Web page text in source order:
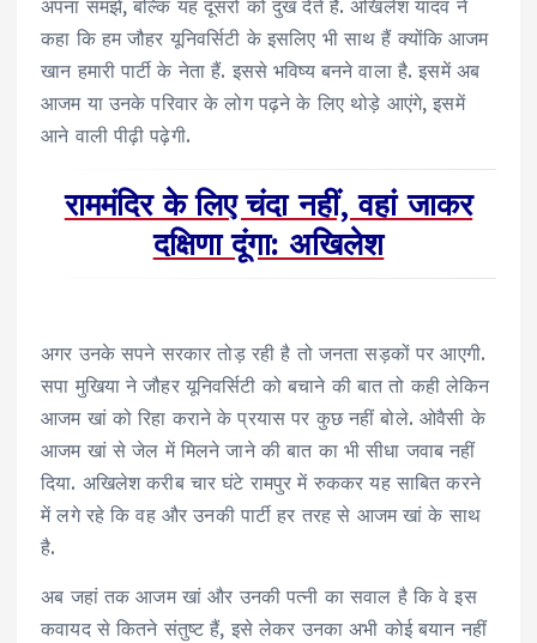
अपना समझें, बल्कि यह दूसरों को दुख देते हैं. अखिलेश यादव ने
कहा कि हम जौहर यूनिवर्सिटी के इसलिए भी साथ हैं क्‍योंक‍ि आजम
खान हमारी पार्टी के नेता हैं. इससे भविष्य बनने वाला है. इसमें अब
आजम या उनके परिवार के लोग पढ़ने के लिए थोड़े आएंगे, इसमें
आने वाली पीढ़ी पढ़ेगी.
राममंदिर के लिए चंदा नहीं, वहां जाकर
दक्षिणा दूंगा: अखिलेश
अगर उनके सपने सरकार तोड़ रही है तो जनता सड़कों पर आएगी.
सपा मुखिया ने जौहर यूनिवर्सिटी को बचाने की बात तो कही लेकिन
आजम खां को रिहा कराने के प्रयास पर कुछ नहीं बोले. ओवैसी के
आजम खां से जेल में मिलने जाने की बात का भी सीधा जवाब नहीं
दिया. अखिलेश करीब चार घंटे रामपुर में रुककर यह साबित करने
में लगे रहे कि वह और उनकी पार्टी हर तरह से आजम खां के साथ
है.
अब जहां तक आजम खां और उनकी पत्नी का सवाल है कि वे इस
कवायद से कितने संतुष्ट हैं, इसे लेकर उनका अभी कोई बयान नहीं